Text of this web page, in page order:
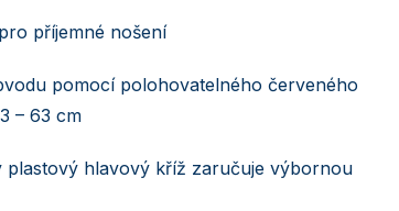
příjemné nošení
pomocí polohovatelného červeného
– 63 cm
plastový hlavový kříž zaručuje výbornou